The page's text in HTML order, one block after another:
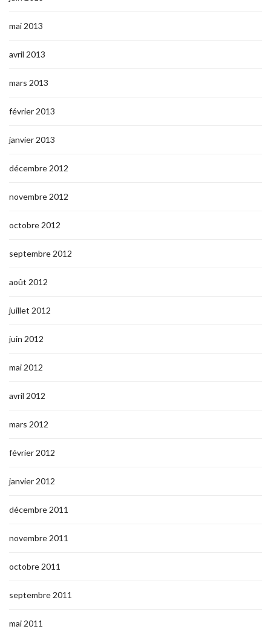
mai 2013
avril 2013
mars 2013
février 2013
janvier 2013
décembre 2012
novembre 2012
octobre 2012
septembre 2012
août 2012
juillet 2012
juin 2012
mai 2012
avril 2012
mars 2012
février 2012
janvier 2012
décembre 2011
novembre 2011
octobre 2011
septembre 2011
mai 2011